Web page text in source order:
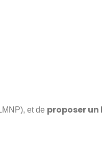
et de proposer